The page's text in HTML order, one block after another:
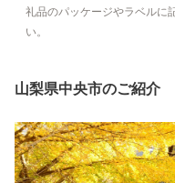
礼品のパッケージやラベルに
い。
山梨県中央市のご紹介